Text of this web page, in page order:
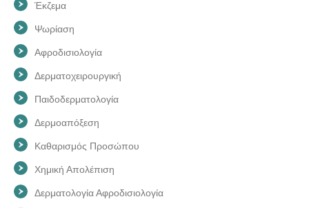
Έκζεμα
Ψωρίαση
Αφροδισιολογία
Δερματοχειρουργική
Παιδοδερματολογία
Δερμοαπόξεση
Καθαρισμός Προσώπου
Χημική Απολέπιση
Δερματολογία Αφροδισιολογία